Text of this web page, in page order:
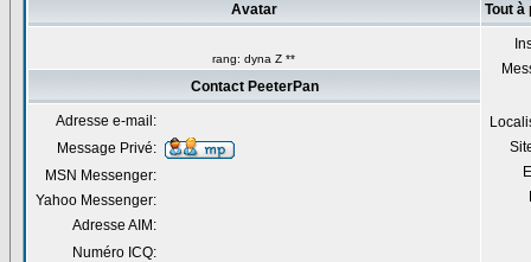
Avatar Tout à
rang: dyna Z **
Contact PeeterPan
Adresse e-mail:
Message Privé:
MSN Messenger:
Yahoo Messenger:
Adresse AIM:
Numéro ICQ: